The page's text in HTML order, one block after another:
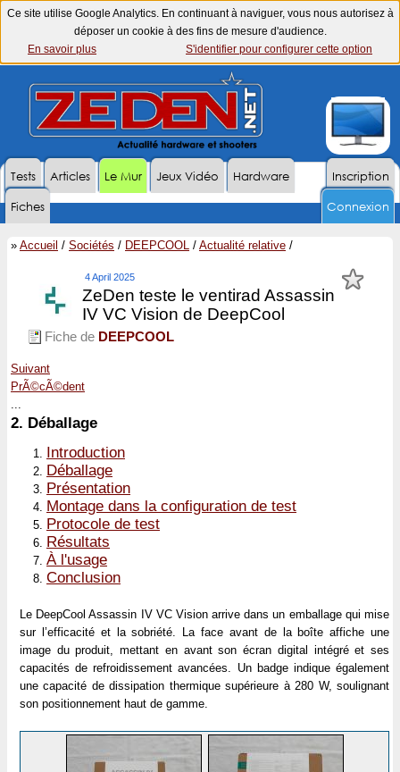
Ce site utilise Google Analytics. En continuant à naviguer, vous nous autorisez à
déposer un cookie à des fins de mesure d'audience.
En savoir plus
S'identifier pour configurer cette option
Inscription
Tests Articles Le Mur Jeux Vidéo
Hardware
Fiches
Connexion
» Accueil / Sociétés / DEEPCOOL / Actualité relative /
4 April 2025
ZeDen teste le ventirad Assassin
IV VC Vision de DeepCool
Fiche de DEEPCOOL
Suivant
PrÃ©cÃ©dent
...
2. Déballage
Introduction
Déballage
Présentation
Montage dans la configuration de test
Protocole de test
Résultats
À l'usage
Conclusion
Le DeepCool Assassin IV VC Vision arrive dans un emballage qui mise
sur l’efficacité et la sobriété. La face avant de la boîte affiche une
image du produit, mettant en avant son écran digital intégré et ses
capacités de refroidissement avancées. Un badge indique également
une capacité de dissipation thermique supérieure à 280 W, soulignant
son positionnement haut de gamme.